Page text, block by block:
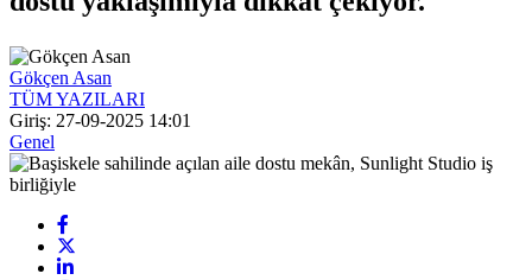
Gökçen Asan
TÜM YAZILARI
Giriş: 27-09-2025 14:01
Genel